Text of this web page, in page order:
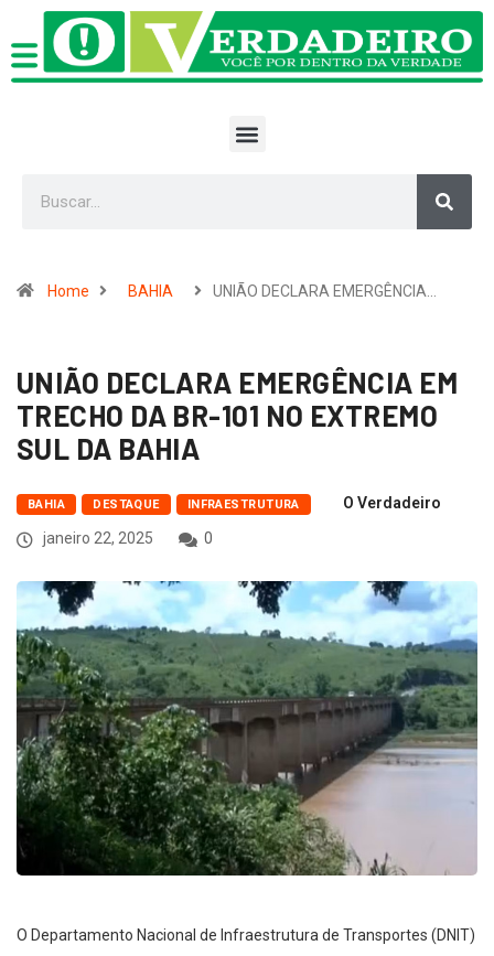
Home BAHIA UNIÃO DECLARA EMERGÊNCIA…
UNIÃO DECLARA EMERGÊNCIA EM
TRECHO DA BR-101 NO EXTREMO
SUL DA BAHIA
BAHIA DESTAQUE INFRAESTRUTURA
O Verdadeiro
janeiro 22, 2025
0
O Departamento Nacional de Infraestrutura de Transportes (DNIT)